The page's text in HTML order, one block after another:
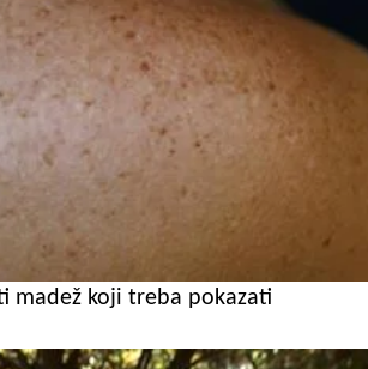
madež koji treba pokazati